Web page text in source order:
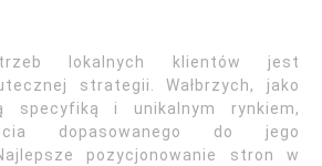
lokalnych klientów jest
strategii. Wałbrzych, jako
specyfiką i unikalnym rynkiem,
dopasowanego do jego
pozycjonowanie stron w